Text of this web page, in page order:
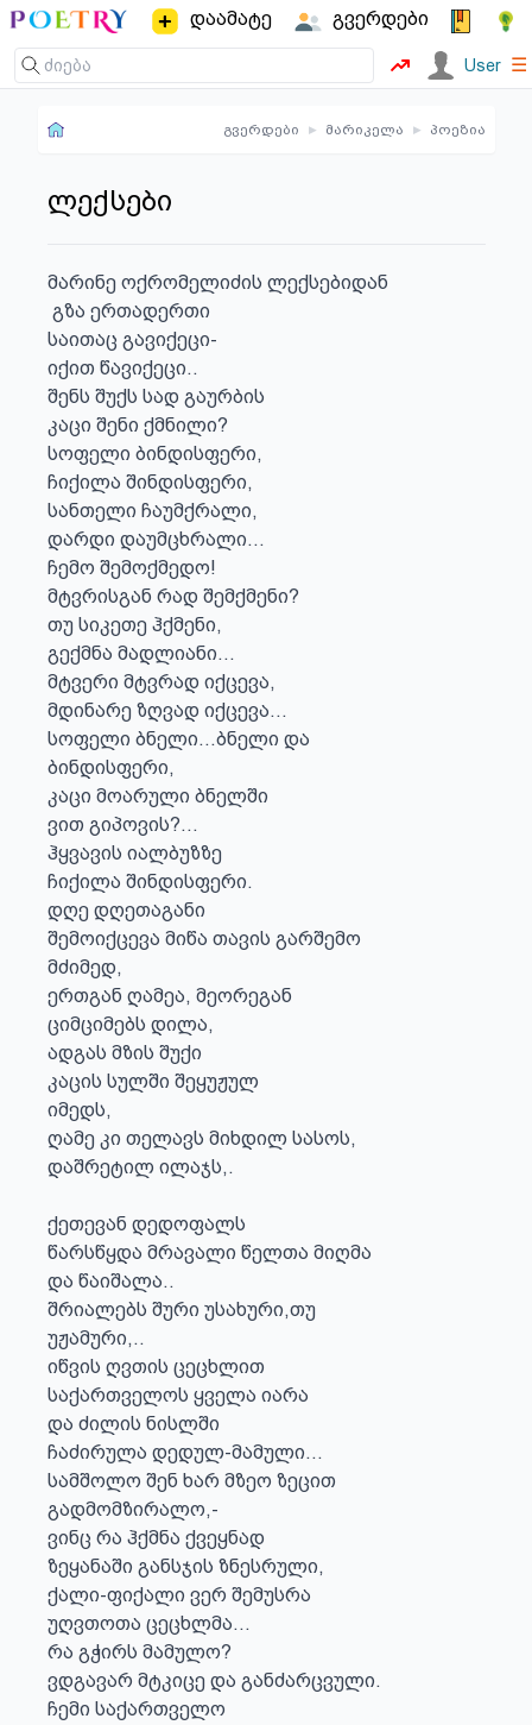
დაამატე გვერდები
User ☰
გვერდები ▸ მარიკელა ▸ პოეზია
ლექსები
მარინე ოქრომელიძის ლექსებიდან
საითაც გავიქეცი-
იქით წავიქეცი..
შენს შუქს სად გაურბის
კაცი შენი ქმნილი?
სოფელი ბინდისფერი,
ჩიქილა შინდისფერი,
სანთელი ჩაუმქრალი,
დარდი დაუმცხრალი...
ჩემო შემოქმედო!
მტვრისგან რად შემქმენი?
თუ სიკეთე ჰქმენი,
გექმნა მადლიანი...
მტვერი მტვრად იქცევა,
მდინარე ზღვად იქცევა...
სოფელი ბნელი...ბნელი და
ბინდისფერი,
კაცი მოარული ბნელში
ვით გიპოვის?...
ჰყვავის იალბუზზე
ჩიქილა შინდისფერი.
დღე დღეთაგანი
შემოიქცევა მიწა თავის გარშემო
მძიმედ,
ერთგან ღამეა, მეორეგან
ციმციმებს დილა,
ადგას მზის შუქი
კაცის სულში შეყუჟულ
იმედს,
ღამე კი თელავს მიხდილ სასოს,
დაშრეტილ ილაჯს,.
ქეთევან დედოფალს
წარსწყდა მრავალი წელთა მიღმა
და წაიშალა..
შრიალებს შური უსახური,თუ
უჟამური,..
იწვის ღვთის ცეცხლით
საქართველოს ყველა იარა
და ძილის ნისლში
ჩაძირულა დედულ-მამული...
სამშოლო შენ ხარ მზეო ზეცით
გადმომზირალო,-
ვინც რა ჰქმნა ქვეყნად
ზეყანაში განსჯის ზნესრული,
ქალი-ფიქალი ვერ შემუსრა
უღვთოთა ცეცხლმა...
რა გჭირს მამულო?
ვდგავარ მტკიცე და განძარცვული.
ჩემი საქართველო